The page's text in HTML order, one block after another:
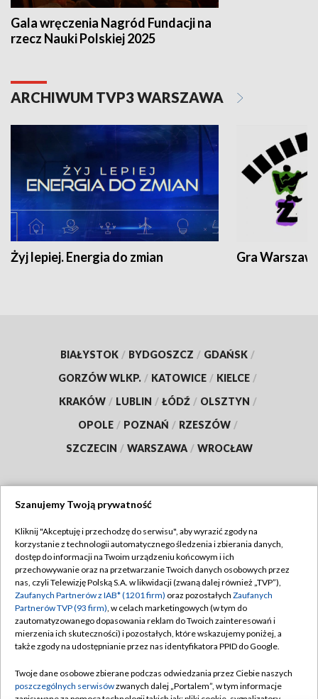
Gala wręczenia Nagród Fundacji na
rzecz Nauki Polskiej 2025
ARCHIWUM TVP3 WARSZAWA
Żyj lepiej. Energia do zmian Gra
BIAŁYSTOK / BYDGOSZCZ / GDAŃSK /
GORZÓW WLKP. / KATOWICE / KIELCE /
KRAKÓW / LUBLIN / ŁÓDŹ / OLSZTYN /
OPOLE / POZNAŃ / RZESZÓW /
SZCZECIN / WARSZAWA / WROCŁAW
TVP
Abonament TVP
Emisja w TVP
Centrum informacji TVP
Naziemna Telewizja Cyfrowa
Rada Programowa
Regulamin TVP
Polityka prywatności
Moje zgody
Pomoc
Kontakt
Szanujemy Twoją prywatność
Kliknij "Akceptuję i przechodzę do serwisu", aby wyrazić zgody na
korzystanie z technologii automatycznego śledzenia i zbierania danych,
dostęp do informacji na Twoim urządzeniu końcowym i ich
przechowywanie oraz na przetwarzanie Twoich danych osobowych przez
nas, czyli Telewizję Polską S.A. w likwidacji (zwaną dalej również „TVP”),
Zaufanych Partnerów z IAB* (1201 firm) oraz pozostałych Zaufanych
Partnerów TVP (93 firm), w celach marketingowych (w tym do
zautomatyzowanego dopasowania reklam do Twoich zainteresowań i
mierzenia ich skuteczności) i pozostałych, które wskazujemy poniżej, a
także zgody na udostępnianie przez nas identyfikatora PPID do Google.
Twoje dane osobowe zbierane podczas odwiedzania przez Ciebie naszych
poszczególnych serwisówzwanych dalej „Portalem”, w tym informacje